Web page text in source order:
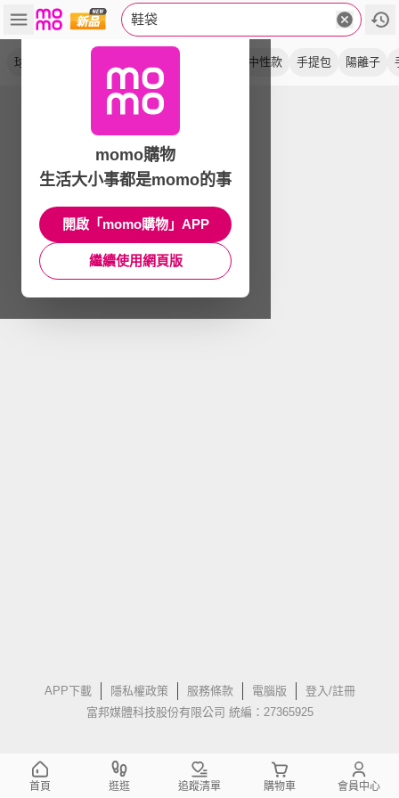
鞋袋
球鞋包 中性款 手提包 陽離子
APP下載 隱私權政策 服務條款 電腦版
登入/註冊
富邦媒體科技股份有限公司 統編：27365925
momo購物
生活大小事都是momo的事
開啟「momo購物」APP
繼續使用網頁版
首頁 逛逛 追蹤清單 購物車 會員中心